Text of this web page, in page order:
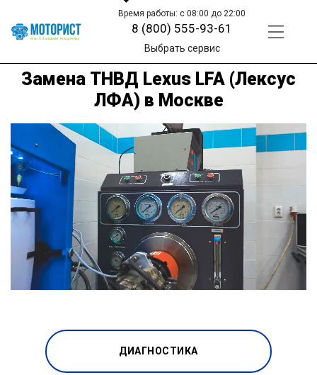
Время работы: с 08:00 до 22:00
8 (800) 555-93-61
Выбрать сервис
Замена ТНВД Lexus LFA (Лексус
ЛФА) в Москве
ДИАГНОСТИКА